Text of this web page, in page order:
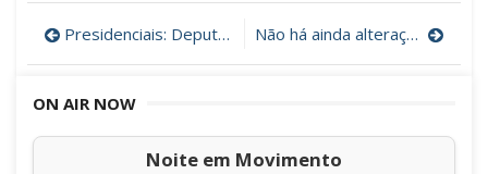
Post
navigation
Presidenciais: Deputados socialistas admitem “ajustamentos” na votação dos emigrantes Não há ainda alterações à lei de imigração
ON AIR NOW
Noite em Movimento